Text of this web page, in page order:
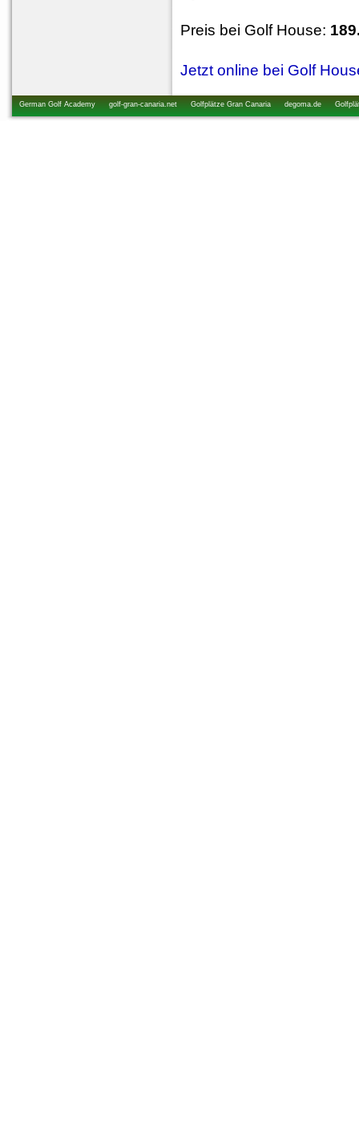
Preis bei Golf House:
Jetzt online bei Golf
German Golf Academy golf-gran-canaria.net Golfplätze Gran Canaria degoma.de
startzeiten.de golfkurs-urlaub.de